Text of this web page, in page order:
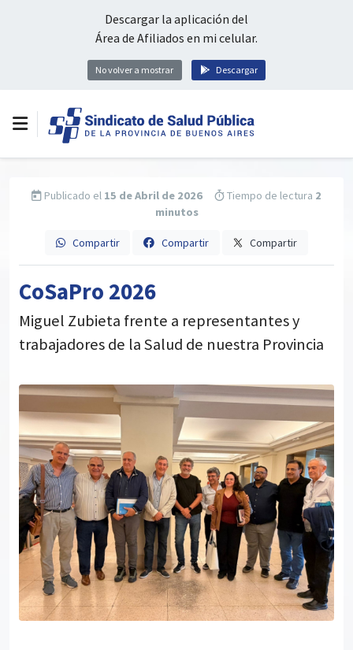
Descargar la aplicación del
Área de Afiliados en mi celular.
No volver a mostrar Descargar
Publicado el 15 de Abril de 2026 Tiempo de lectura 2
minutos
Compartir Compartir Compartir
CoSaPro 2026
Miguel Zubieta frente a representantes y
trabajadores de la Salud de nuestra Provincia